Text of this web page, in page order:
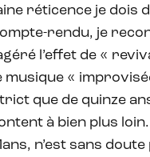
réticence je dois
rendu, je
l’effet de «
«
que de quinze
à bien plus
n’est sans doute